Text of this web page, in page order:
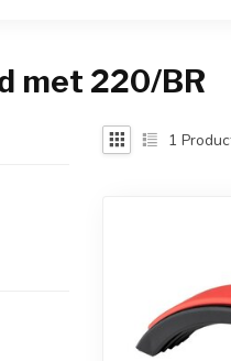
met 220/BR
1